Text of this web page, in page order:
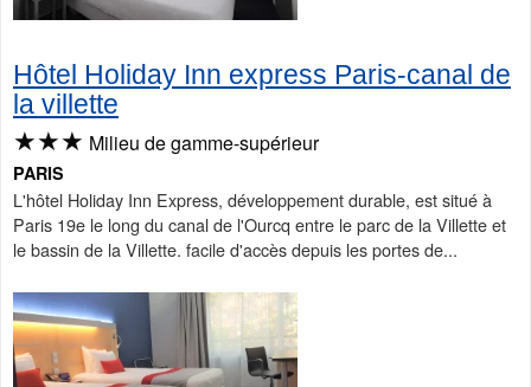
Hôtel Holiday Inn express Paris-canal de
la villette
★★★ Milieu de gamme-supérieur
PARIS
L'hôtel Holiday Inn Express, développement durable, est situé à
Paris 19e le long du canal de l'Ourcq entre le parc de la Villette et
le bassin de la Villette. facile d'accès depuis les portes de...